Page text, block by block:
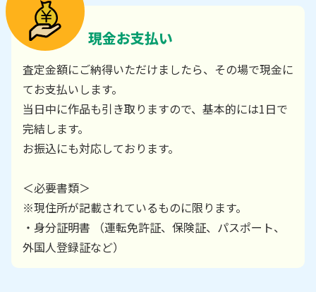
現金お支払い
査定金額にご納得いただけましたら、その場で現金に
てお支払いします。
当日中に作品も引き取りますので、基本的には1日で
完結します。
お振込にも対応しております。
＜必要書類＞
※現住所が記載されているものに限ります。
・身分証明書 （運転免許証、保険証、パスポート、
外国人登録証など）